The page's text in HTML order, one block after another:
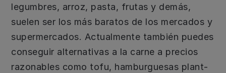
legumbres, arroz, pasta, frutas y demás,
suelen ser los más baratos de los mercados y
supermercados. Actualmente también puedes
conseguir alternativas a la carne a precios
razonables como tofu, hamburguesas plant-